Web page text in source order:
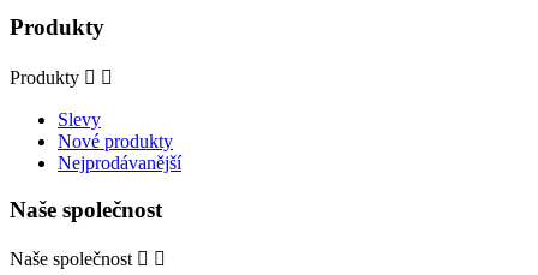
Produkty
Produkty  
Slevy
Nové produkty
Nejprodávanější
Naše společnost
Naše společnost  